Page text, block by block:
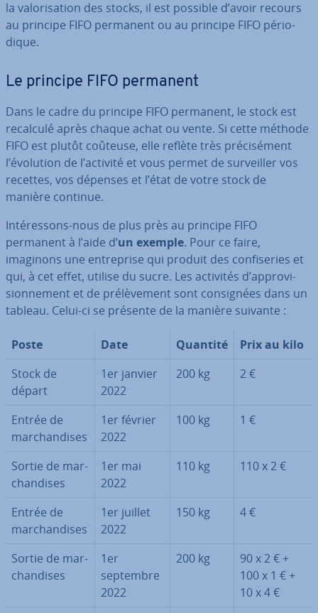
la va­lo­ri­sa­tion des stocks, il est possible d’avoir recours
au principe FIFO permanent ou au principe FIFO pé­rio­
dique.
Le principe FIFO permanent
Dans le cadre du principe FIFO permanent, le stock est
recalculé après chaque achat ou vente. Si cette méthode
FIFO est plutôt coûteuse, elle reflète très pré­ci­sé­ment
l’évolution de l’activité et vous permet de sur­veil­ler vos
recettes, vos dépenses et l’état de votre stock de
manière continue.
In­té­res­sons-nous de plus près au principe FIFO
permanent à l’aide d’un exemple. Pour ce faire,
imaginons une en­tre­prise qui produit des con­fi­se­ries et
qui, à cet effet, utilise du sucre. Les activités d’ap­pro­vi­
sion­ne­ment et de pré­lè­ve­ment sont con­sig­nées dans un
tableau. Celui-ci se présente de la manière suivante :
Poste Date Quantité
Prix au kilo
Stock de
départ
1er janvier
2022
200 kg 2 €
Entrée de
mar­chan­dises
1er février
2022
100 kg 1 €
Sortie de mar­
chan­dises
1er mai
2022
110 kg 110 x 2 €
Entrée de
mar­chan­dises
1er juillet
2022
150 kg 4 €
Sortie de mar­
chan­dises
1er
septembre
2022
200 kg
90 x 2 € +
100 x 1 € +
10 x 4 €